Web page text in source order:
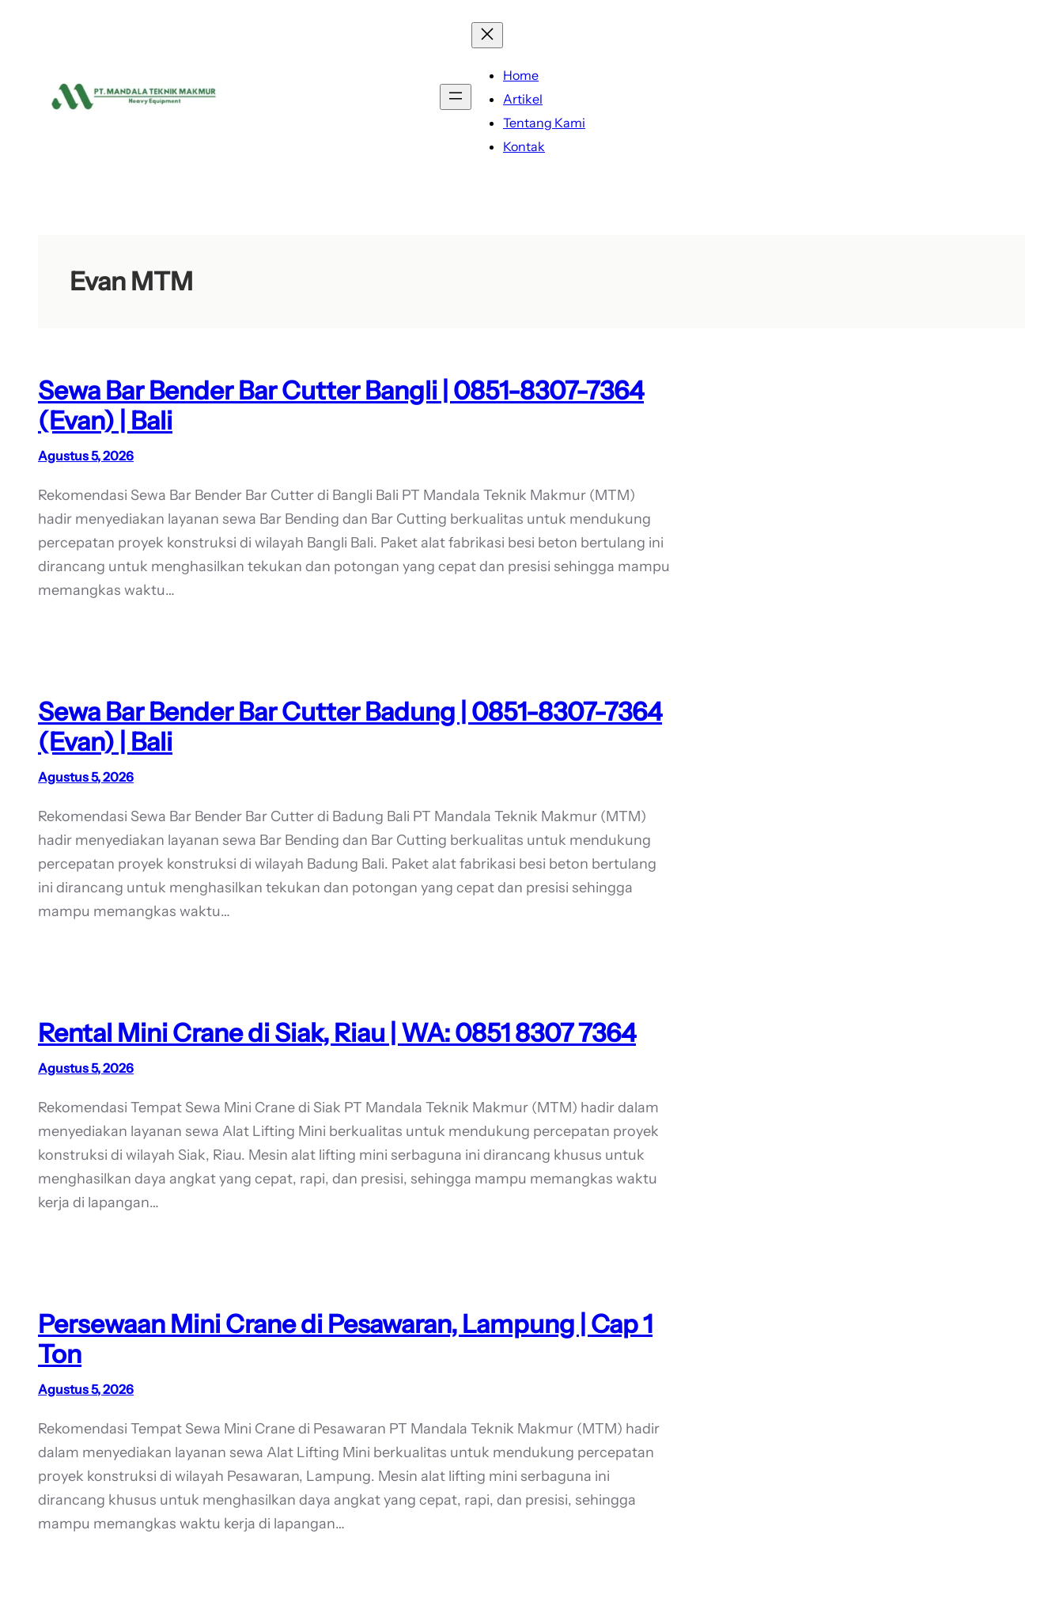
Home
Artikel
Tentang Kami
Kontak
Evan MTM
Sewa Bar Bender Bar Cutter Bangli | 0851-8307-7364
(Evan) | Bali
Agustus 5, 2026
Rekomendasi Sewa Bar Bender Bar Cutter di Bangli Bali PT Mandala Teknik Makmur (MTM)
hadir menyediakan layanan sewa Bar Bending dan Bar Cutting berkualitas untuk mendukung
percepatan proyek konstruksi di wilayah Bangli Bali. Paket alat fabrikasi besi beton bertulang ini
dirancang untuk menghasilkan tekukan dan potongan yang cepat dan presisi sehingga mampu
memangkas waktu…
Sewa Bar Bender Bar Cutter Badung | 0851-8307-7364
(Evan) | Bali
Agustus 5, 2026
Rekomendasi Sewa Bar Bender Bar Cutter di Badung Bali PT Mandala Teknik Makmur (MTM)
hadir menyediakan layanan sewa Bar Bending dan Bar Cutting berkualitas untuk mendukung
percepatan proyek konstruksi di wilayah Badung Bali. Paket alat fabrikasi besi beton bertulang
ini dirancang untuk menghasilkan tekukan dan potongan yang cepat dan presisi sehingga
mampu memangkas waktu…
Rental Mini Crane di Siak, Riau | WA: 0851 8307 7364
Agustus 5, 2026
Rekomendasi Tempat Sewa Mini Crane di Siak PT Mandala Teknik Makmur (MTM) hadir dalam
menyediakan layanan sewa Alat Lifting Mini berkualitas untuk mendukung percepatan proyek
konstruksi di wilayah Siak, Riau. Mesin alat lifting mini serbaguna ini dirancang khusus untuk
menghasilkan daya angkat yang cepat, rapi, dan presisi, sehingga mampu memangkas waktu
kerja di lapangan…
Persewaan Mini Crane di Pesawaran, Lampung | Cap 1
Ton
Agustus 5, 2026
Rekomendasi Tempat Sewa Mini Crane di Pesawaran PT Mandala Teknik Makmur (MTM) hadir
dalam menyediakan layanan sewa Alat Lifting Mini berkualitas untuk mendukung percepatan
proyek konstruksi di wilayah Pesawaran, Lampung. Mesin alat lifting mini serbaguna ini
dirancang khusus untuk menghasilkan daya angkat yang cepat, rapi, dan presisi, sehingga
mampu memangkas waktu kerja di lapangan…